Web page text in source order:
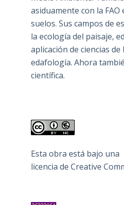
asiduamente con la FAO
suelos. Sus campos de
la ecología del paisaje,
aplicación de ciencias
edafología. Ahora
científica.
Esta obra está bajo una
licencia de Creative